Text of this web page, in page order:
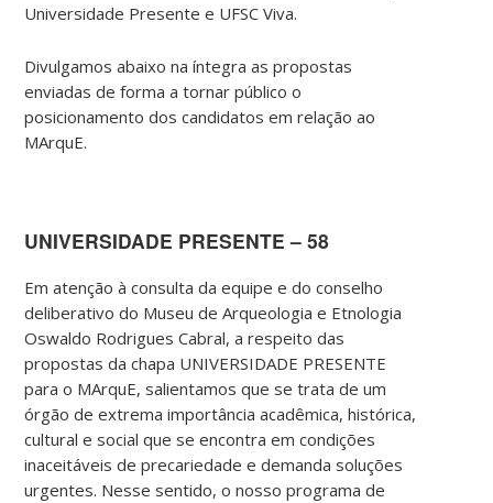
Universidade Presente e UFSC Viva.
Divulgamos abaixo na íntegra as propostas
enviadas de forma a tornar público o
posicionamento dos candidatos em relação ao
MArquE.
UNIVERSIDADE PRESENTE – 58
Em atenção à consulta da equipe e do conselho
deliberativo do Museu de Arqueologia e Etnologia
Oswaldo Rodrigues Cabral, a respeito das
propostas da chapa UNIVERSIDADE PRESENTE
para o MArquE, salientamos que se trata de um
órgão de extrema importância acadêmica, histórica,
cultural e social que se encontra em condições
inaceitáveis de precariedade e demanda soluções
urgentes. Nesse sentido, o nosso programa de